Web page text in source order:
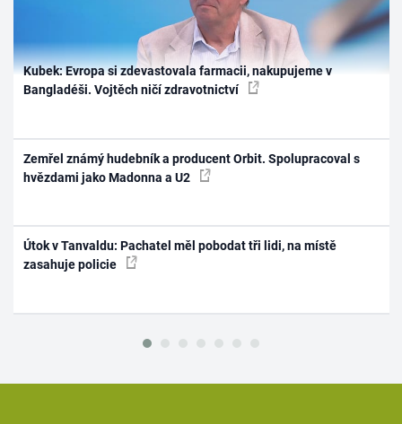
Kubek: Evropa si zdevastovala farmacii, nakupujeme v
Bangladéši. Vojtěch ničí zdravotnictví
Zemřel známý hudebník a producent Orbit. Spolupracoval s
hvězdami jako Madonna a U2
Útok v Tanvaldu: Pachatel měl pobodat tři lidi, na místě
zasahuje policie